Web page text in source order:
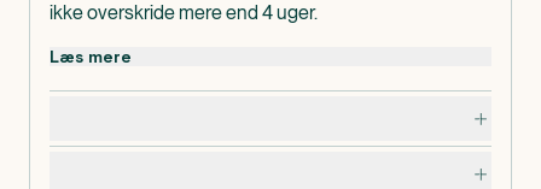
ikke overskride mere end 4 uger.
år uden lægens anvisning.
I pakningerne med medicin findes en
Læs mere